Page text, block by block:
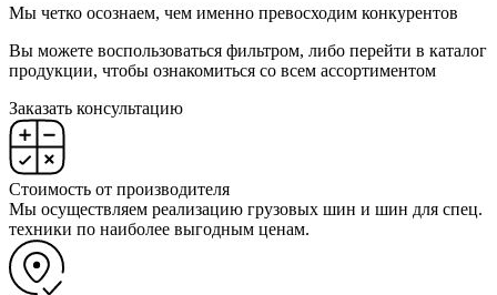
Мы четко осознаем, чем именно превосходим конкурентов
Вы можете воспользоваться фильтром, либо перейти в каталог
продукции, чтобы ознакомиться со всем ассортиментом
Заказать консультацию
Стоимость от производителя
Мы осуществляем реализацию грузовых шин и шин для спец.
техники по наиболее выгодным ценам.